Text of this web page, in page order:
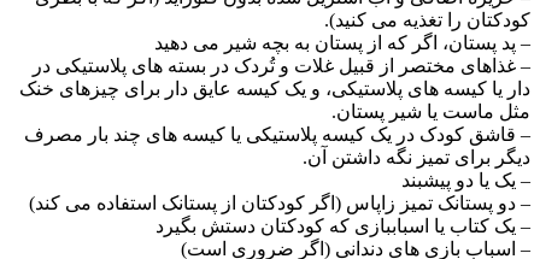
کودکتان را تغذیه می ­کنید).
– پد پستان، اگر که از پستان به بچه شیر می ­دهید
– غذاهای مختصر از قبیل غلات و تُردک در بسته ­های پلاستیکی در
دار یا کیسه­ های پلاستیکی، و یک کیسه عایق­ دار برای چیز­های خنک
مثل ماست یا شیر پستان.
– قاشق کودک در یک کیسه پلاستیکی یا کیسه­ های چند بار مصرف
دیگر برای تمیز نگه­ داشتن آن.
– یک یا دو پیش­بند
– دو پستانک تمیز زاپاس (اگر کودکتان از پستانک استفاده می­ کند)
– یک کتاب یا اسباب­بازی که کودکتان دستش بگیرد
– اسباب ­بازی ­های دندانی (اگر ضروری است)